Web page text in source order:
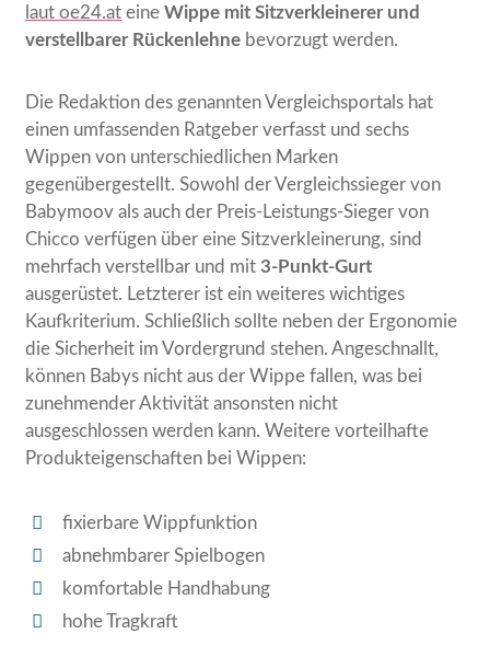
laut oe24.at eineWippe mit Sitzverkleinerer und
verstellbarer Rückenlehne bevorzugt werden.
Die Redaktion des genannten Vergleichsportals hat
einen umfassenden Ratgeber verfasst und sechs
Wippen von unterschiedlichen Marken
gegenübergestellt. Sowohl der Vergleichssieger von
Babymoov als auch der Preis-Leistungs-Sieger von
Chicco verfügen über eine Sitzverkleinerung, sind
mehrfach verstellbar und mit3-Punkt-Gurt
ausgerüstet. Letzterer ist ein weiteres wichtiges
Kaufkriterium. Schließlich sollte neben der Ergonomie
die Sicherheit im Vordergrund stehen. Angeschnallt,
können Babys nicht aus der Wippe fallen, was bei
zunehmender Aktivität ansonsten nicht
ausgeschlossen werden kann. Weitere vorteilhafte
Produkteigenschaften bei Wippen:
fixierbare Wippfunktion
abnehmbarer Spielbogen
komfortable Handhabung
hohe Tragkraft